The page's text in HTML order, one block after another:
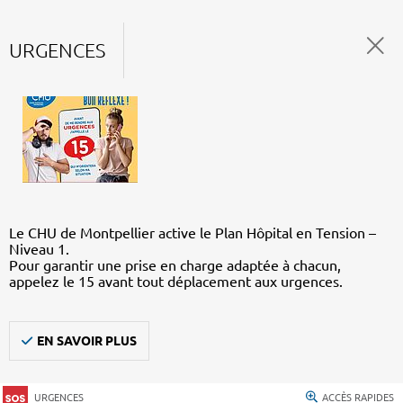
URGENCES
Le CHU de Montpellier active le Plan Hôpital en Tension –
Niveau 1.
Pour garantir une prise en charge adaptée à chacun,
appelez le 15 avant tout déplacement aux urgences.
EN SAVOIR PLUS
URGENCES ACCÈS RAPIDES